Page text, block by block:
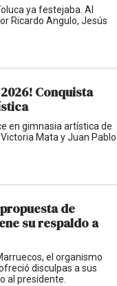
ya festejaba. Al
Ricardo Angulo, Jesús
Conquista
en gimnasia artística de
Mata y Juan Pablo
de
su respaldo a
el organismo
disculpas a sus
al presidente.